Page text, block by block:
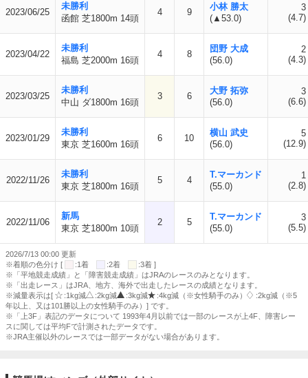
2023/06/25
未勝利
函館 芝1800m 14頭
4 9
小林 勝太
(▲53.0)
3
(4.7)
2023/04/22
未勝利
福島 芝2000m 16頭
4 8
団野 大成
(56.0)
2
(4.3)
2023/03/25
未勝利
中山 ダ1800m 16頭
3 6
大野 拓弥
(56.0)
3
(6.6)
2023/01/29
未勝利
東京 芝1600m 16頭
6 10
横山 武史
(56.0)
5
(12.9)
2022/11/26
未勝利
東京 芝1800m 16頭
5 4
T.マーカンド
(55.0)
1
(2.8)
2022/11/06
新馬
東京 芝1800m 10頭
2 5
T.マーカンド
(55.0)
3
(5.5)
2026/7/13 00:00 更新
※着順の色分け [
:1着 :2着
:3着 ]
※「平地競走成績」と「障害競走成績」はJRAのレースのみとなります。
※「出走レース」はJRA、地方、海外で出走したレースの成績となります。
※減量表示は[
:1kg減 :2kg減 :3kg減 :4kg減（※女性騎手のみ）
:2kg減（※5
年以上、又は101勝以上の女性騎手のみ）] です。
※「上3F」表記のデータについて 1993年4月以前では一部のレースが上4F、障害レー
スに関しては平均Fで計測されたデータです。
※JRA主催以外のレースでは一部データがない場合があります。